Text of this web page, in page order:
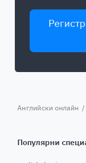
Английски онлайн /
Популярни